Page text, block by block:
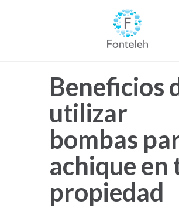
Beneficios
utilizar
bombas
achique en
propiedad